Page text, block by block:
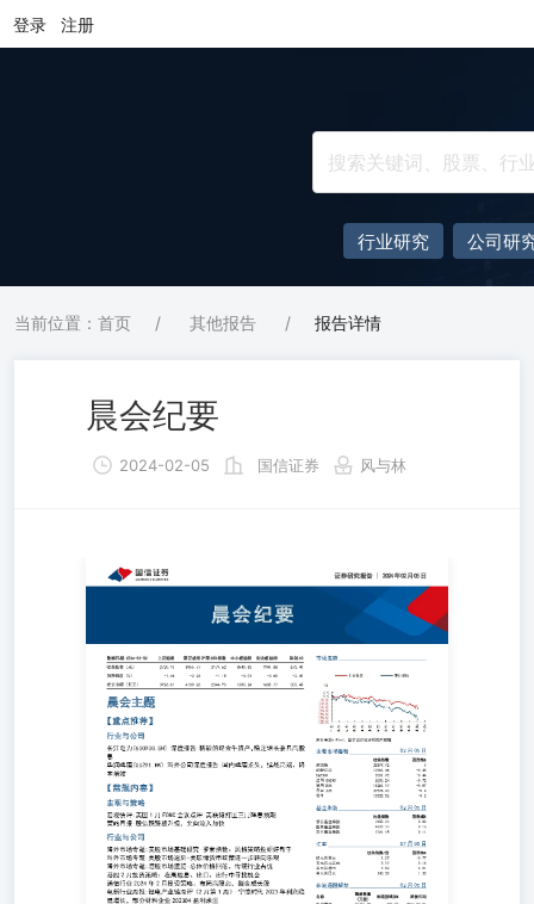
登录 注册
行业研究 公司研
当前位置：首页 / 其他报告 / 报告详情
晨会纪要
2024-02-05 国信证券 风与林
晨会纪要 数据日期:2024-02-02 上证综指 深证成指沪深 300
指数 中小板综指 创业板综指 科创50 市场走势 收盘指数
（点） 2730.15 8055.77 3179.62 8540.83 1950.88 673.40 涨
跌幅度（%） -1.46 -2.24 -1.18 -3.05 -3.65 -2.40 成交金额
（亿元） 3926.61 4130.26 2344.95 1505.24 1658.77 503.48
晨会主题 【重点推荐】 行业与公司 长江电力(600900.SH)
深度报告:稀缺的现金牛资产，稳定增长兼具高股息 华润啤
酒(00291.HK)海外公司深度报告:国内啤酒龙头，续战高
端、降本增效 【常规内容】 宏观与策略 宏观快评:美国1月
FOMC会议点评-美联储打压三月降息预期策略月报:股债跷
跷板升级，北向流入加快 行业与公司 海外市场专题:美股市
场基础研究-罗素指数：风格策略投研好帮手海外市场专题:
美股市场速览-美联储货币政策进一步转向乐观 海外市场专
题:港股市场速览-总体价格回落，传统行业占优港股2月投